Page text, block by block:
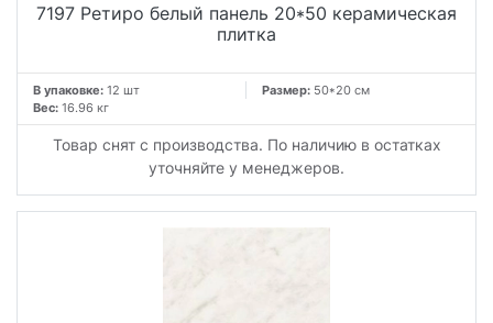
7197 Ретиро белый панель 20*50 керамическая
плитка
В упаковке: 12 шт Размер: 50*20 см
Вес: 16.96 кг
Товар снят с производства. По наличию в остатках
уточняйте у менеджеров.